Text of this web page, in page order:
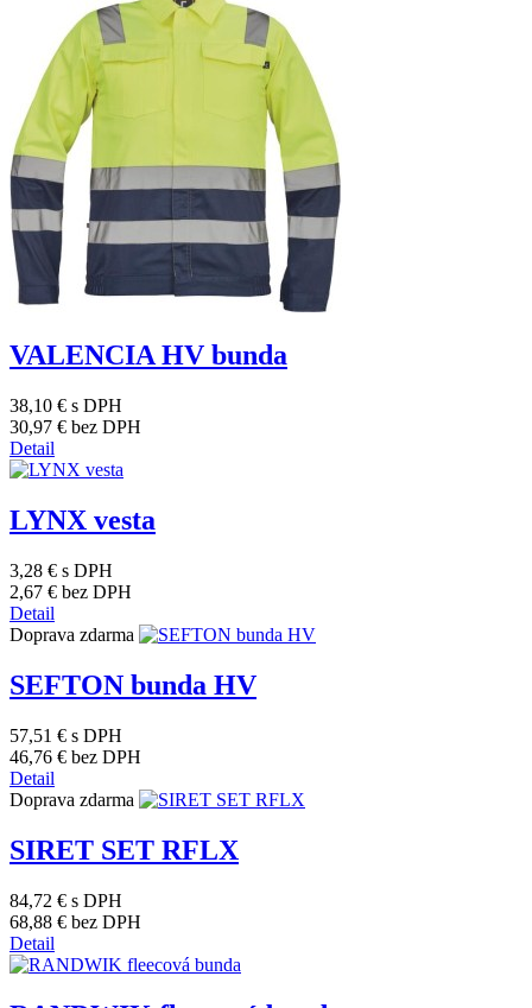
VALENCIA HV bunda
38,10 € s DPH
30,97 € bez DPH
Detail
LYNX vesta
3,28 € s DPH
2,67 € bez DPH
Detail
Doprava zdarma
SEFTON bunda HV
57,51 € s DPH
46,76 € bez DPH
Detail
Doprava zdarma
SIRET SET RFLX
84,72 € s DPH
68,88 € bez DPH
Detail